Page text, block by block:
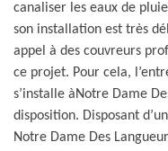
canaliser les eaux de
son installation est très
appel à des couvreurs
ce projet. Pour cela,
s’installe àNotre Dame
disposition. Disposant
Notre Dame Des